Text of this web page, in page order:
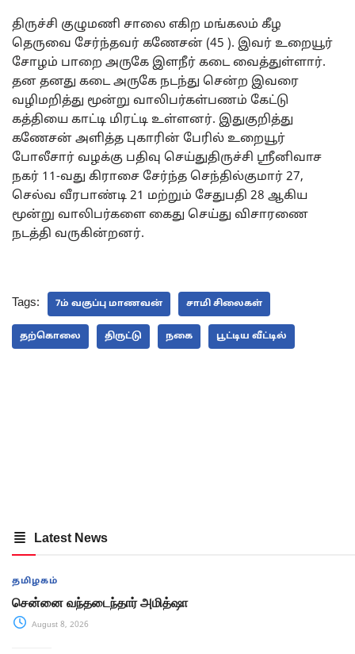
திருச்சி குழுமணி சாலை எகிற மங்கலம் கீழ
தெருவை சேர்ந்தவர் கணேசன் (45 ). இவர் உறையூர்
சோழம் பாறை அருகே இளநீர் கடை வைத்துள்ளார்.
தன தனது கடை அருகே நடந்து சென்ற இவரை
வழிமறித்து மூன்று வாலிபர்கள்பணம் கேட்டு
கத்தியை காட்டி மிரட்டி உள்ளனர். இதுகுறித்து
கணேசன் அளித்த புகாரின் பேரில் உறையூர்
போலீசார் வழக்கு பதிவு செய்துதிருச்சி ஸ்ரீனிவாச
நகர் 11-வது கிராசை சேர்ந்த செந்தில்குமார் 27,
செல்வ வீரபாண்டி 21 மற்றும் சேதுபதி 28 ஆகிய
மூன்று வாலிபர்களை கைது செய்து விசாரணை
நடத்தி வருகின்றனர்.
Tags: 7ம் வகுப்பு மாணவன் சாமி சிலைகள்
தற்கொலை திருட்டு நகை பூட்டிய வீட்டில்
Latest News
தமிழகம்
சென்னை வந்தடைந்தார் அமித்ஷா
August 8, 2026